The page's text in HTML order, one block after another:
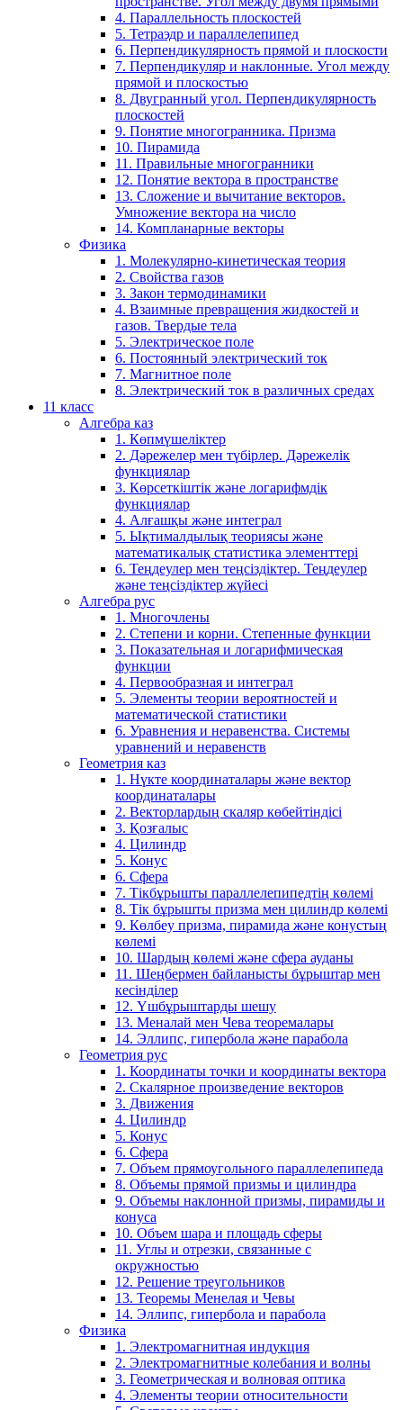
4. Параллельность плоскостей
5. Тетраэдр и параллелепипед
6. Перпендикулярность прямой и плоскости
7. Перпендикуляр и наклонные. Угол между
прямой и плоскостью
8. Двугранный угол. Перпендикулярность
плоскостей
9. Понятие многогранника. Призма
10. Пирамида
11. Правильные многогранники
12. Понятие вектора в пространстве
13. Сложение и вычитание векторов.
Умножение вектора на число
14. Компланарные векторы
Физика
1. Молекулярно-кинетическая теория
2. Свойства газов
3. Закон термодинамики
4. Взаимные превращения жидкостей и
газов. Твердые тела
5. Электрическое поле
6. Постоянный электрический ток
7. Магнитное поле
8. Электрический ток в различных средах
11 класс
Алгебра каз
1. Көпмүшеліктер
2. Дәрежелер мен түбірлер. Дәрежелік
функциялар
3. Көрсеткіштік және логарифмдік
функциялар
4. Алғашқы және интеграл
5. Ықтималдылық теориясы және
математикалық статистика элементтері
6. Теңдеулер мен теңсіздіктер. Теңдеулер
және теңсіздіктер жүйесі
Алгебра рус
1. Многочлены
2. Степени и корни. Степенные функции
3. Показательная и логарифмическая
функции
4. Первообразная и интеграл
5. Элементы теории вероятностей и
математической статистики
6. Уравнения и неравенства. Системы
уравнений и неравенств
Геометрия каз
1. Нүкте координаталары және вектор
координаталары
2. Векторлардың скаляр көбейтіндісі
3. Қозғалыс
4. Цилиндр
5. Конус
6. Сфера
7. Тікбұрышты параллелепипедтің көлемі
8. Тік бұрышты призма мен цилиндр көлемі
9. Көлбеу призма, пирамида және конустың
көлемі
10. Шардың көлемі және сфера ауданы
11. Шеңбермен байланысты бұрыштар мен
кесінділер
12. Үшбұрыштарды шешу
13. Меналай мен Чева теоремалары
14. Эллипс, гипербола және парабола
Геометрия рус
1. Координаты точки и координаты вектора
2. Скалярное произведение векторов
3. Движения
4. Цилиндр
5. Конус
6. Сфера
7. Объем прямоугольного параллелепипеда
8. Объемы прямой призмы и цилиндра
9. Объемы наклонной призмы, пирамиды и
конуса
10. Объем шара и площадь сферы
11. Углы и отрезки, связанные с
окружностью
12. Решение треугольников
13. Теоремы Менелая и Чевы
14. Эллипс, гипербола и парабола
Физика
1. Электромагнитная индукция
2. Электромагнитные колебания и волны
3. Геометрическая и волновая оптика
4. Элементы теории относительности